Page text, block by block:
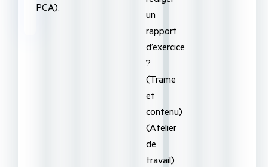
PCA).
un
rapport
d’exercice
?
(Trame
et
contenu)
(Atelier
de
travail)